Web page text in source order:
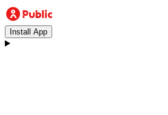
Install App